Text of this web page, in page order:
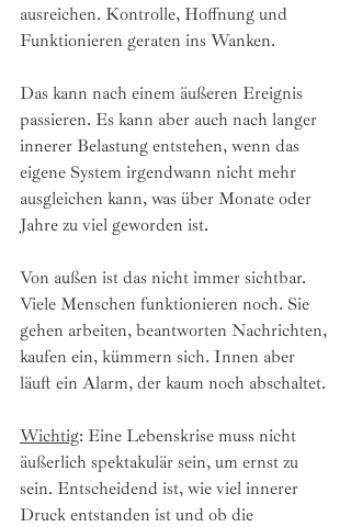
ausreichen. Kontrolle, Hoffnung und
Funktionieren geraten ins Wanken.
Das kann nach einem äußeren Ereignis
passieren. Es kann aber auch nach langer
innerer Belastung entstehen, wenn das
eigene System irgendwann nicht mehr
ausgleichen kann, was über Monate oder
Jahre zu viel geworden ist.
Von außen ist das nicht immer sichtbar.
Viele Menschen funktionieren noch. Sie
gehen arbeiten, beantworten Nachrichten,
kaufen ein, kümmern sich. Innen aber
läuft ein Alarm, der kaum noch abschaltet.
Wichtig: Eine Lebenskrise muss nicht
äußerlich spektakulär sein, um ernst zu
sein. Entscheidend ist, wie viel innerer
Druck entstanden ist und ob die